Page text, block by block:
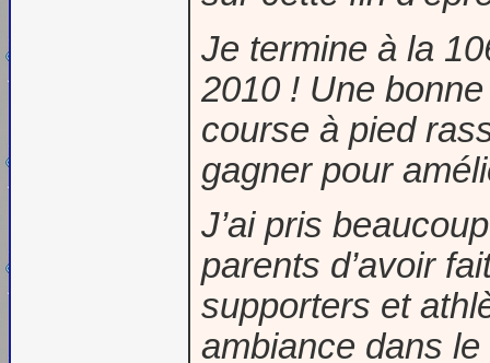
Je termine à la
2010 ! Une
course à pied
gagner pour
J’ai pris
parents d’avoir
supporters et
ambiance dans